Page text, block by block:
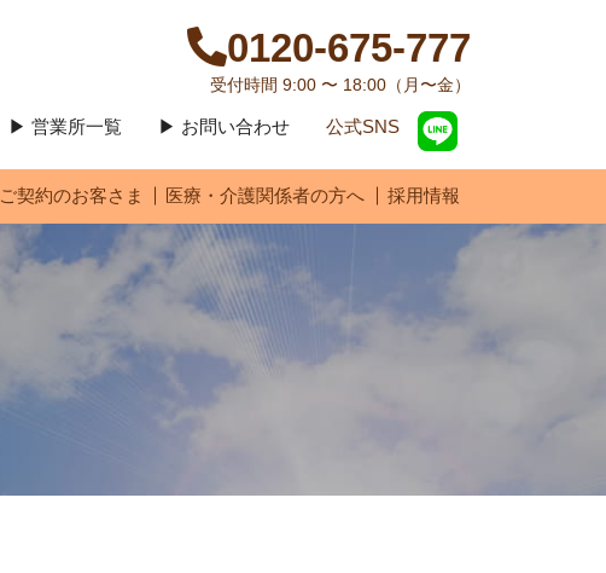
0120-675-777
受付時間 9:00 〜 18:00（月〜金）
▶ 営業所一覧 ▶ お問い合わせ 公式SNS
ご契約のお客さま 医療・介護関係者の方へ 採用情報